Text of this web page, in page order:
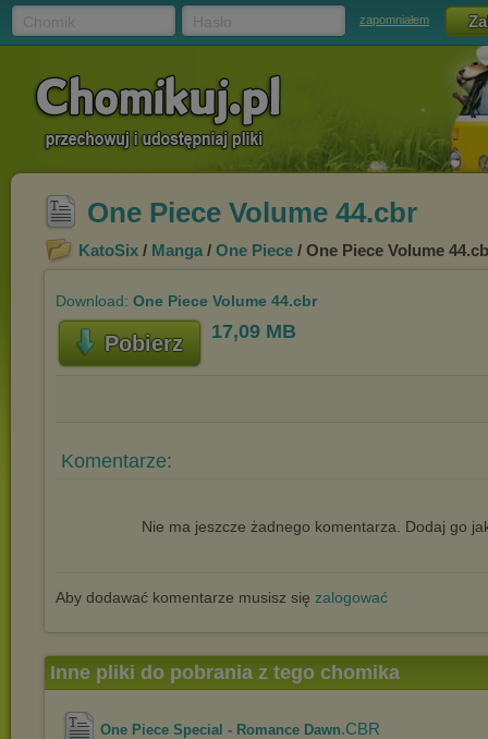
zapomniałem
One Piece Volume 44.cbr
KatoSix / Manga / One Piece / One Piece Volume
Download: One Piece Volume 44.cbr
Pobierz 17,09 MB
Komentarze:
Nie ma jeszcze żadnego komentarza. Dodaj go
Aby dodawać komentarze musisz się zalogować
Inne pliki do pobrania z tego chomika
One Piece Special - Romance Dawn.CBR